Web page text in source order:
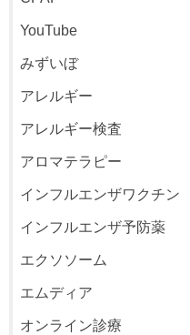
YouTube
みずいぼ
アレルギー
アレルギー検査
アロマテラピー
インフルエンザワクチン
インフルエンザ予防薬
エクソソーム
エムディア
オンライン診療